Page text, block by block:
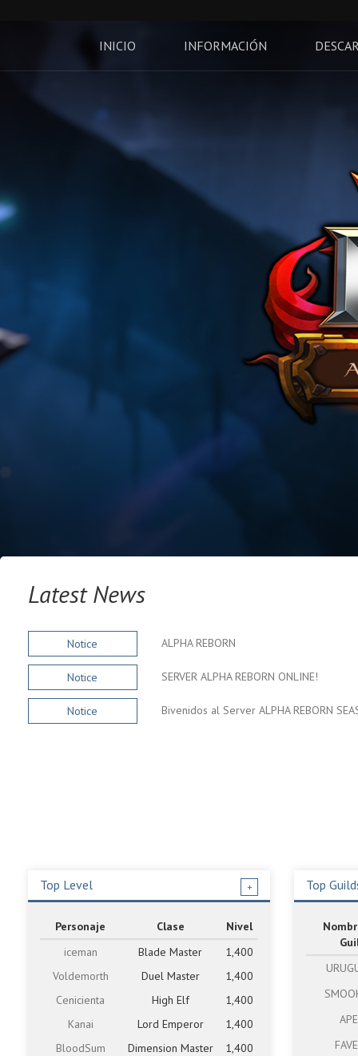
INICIO INFORMACIÓN
Latest News
Notice ALPHA REBORN
Notice SERVER ALPHA REBORN ONLINE!
Notice
Top Level +
Personaje Clase
Nivel
iceman
Blade Master
1,400
Voldemorth
Duel Master
1,400
Cenicienta
High Elf
1,400
Kanai
Lord Emperor
1,400
BloodSum
Dimension Master
1,400
Top